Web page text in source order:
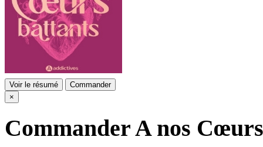
Voir le résumé
Commander
×
CommanderA nos